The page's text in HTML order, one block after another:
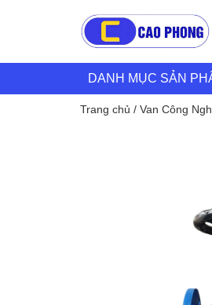
DANH MỤC SẢN
Trang chủ / Van Công